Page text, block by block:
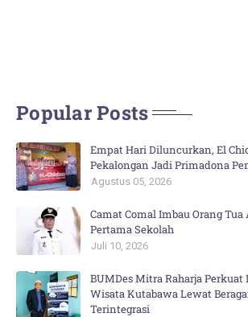
Popular Posts
Empat Hari Diluncurkan, El
Pekalongan Jadi Primadona
Agustus 05, 2026
Camat Comal Imbau Orang
Pertama Sekolah
Juli 10, 2026
BUMDes Mitra Raharja Perkuat
Wisata Kutabawa Lewat
Terintegrasi